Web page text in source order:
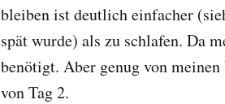
bleiben ist deutlich einfacher
spät wurde) als zu schlafen. Da
benötigt. Aber genug von
von Tag 2.